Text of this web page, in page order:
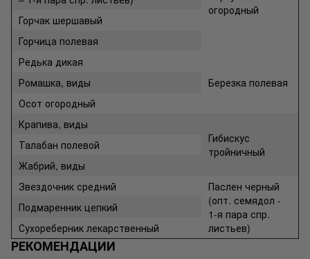
огородный
Горчак шершавый
Горчица полевая
Редька дикая
Березка полевая
Ромашка, виды
Осот огородный
Крапива, виды
Гибискус
тройничный
Талабан полевой
Жабрий, виды
Звездочник средний
Паслен черный
(опт. семядол -
1-я пара спр.
листьев)
Подмаренник цепкий
Сухореберник лекарственный
РЕКОМЕНДАЦИИ